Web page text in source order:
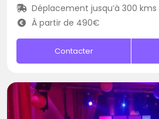
Déplacement jusqu’à 300 kms
À partir de 490€
Contacter